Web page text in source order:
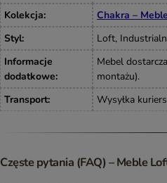
Kolekcja:
Chakra –
Styl:
Loft,
Informacje
dodatkowe:
Mebel
montażu).
Transport: Wysyłka
Częste pytania (FAQ) – Meble